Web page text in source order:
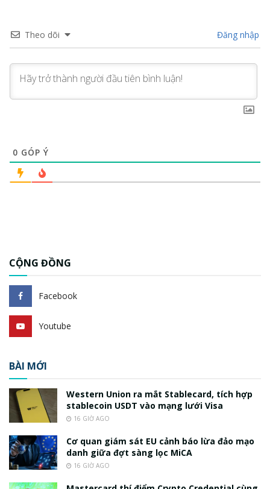
Theo dõi Đăng nhập
0 GÓP Ý
CỘNG ĐỒNG
Facebook
Youtube
BÀI MỚI
Western Union ra mắt Stablecard, tích hợp
stablecoin USDT vào mạng lưới Visa
16 GIỜ AGO
Cơ quan giám sát EU cảnh báo lừa đảo mạo
danh giữa đợt sàng lọc MiCA
16 GIỜ AGO